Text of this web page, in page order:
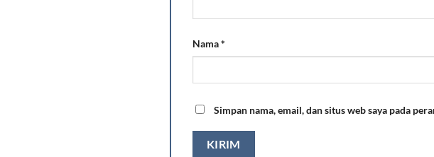
Nama*
Simpan nama, email, dan situs web saya pada